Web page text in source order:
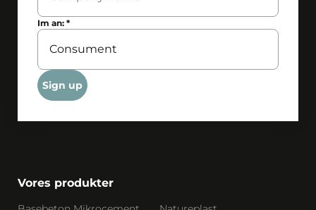
Im an:*
Sign up
Vores produkter